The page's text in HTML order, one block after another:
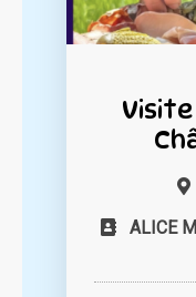
Visite
ALICE